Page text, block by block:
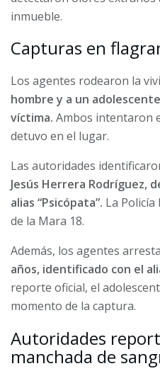
inmueble.
Capturas en
Los agentes rodearon la
hombre y a un
víctima. Ambos intentaron
detuvo en el lugar.
Las autoridades
Jesús Herrera Rodríguez,
alias “Psicópata”. La
de la Mara 18.
Además, los agentes
años, identificado con el
reporte oficial, el
momento de la captura.
Autoridades
manchada de